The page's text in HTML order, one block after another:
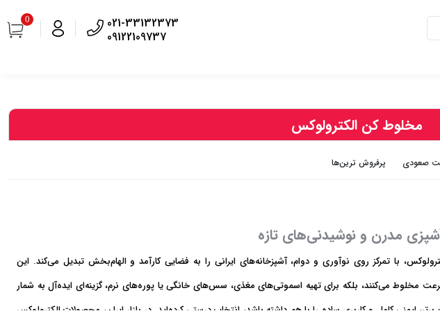
021-33132373
09122109737
0
مخلوط کن الکترولوکس
صعودی پرفروش ترین‌ها
مدرن و نوشیدنی‌های تازه
با تمرکز روی نوآوری و دوام، آشپزخانه‌های ایرانی را به فضایی کارآمد و الهام‌بخش تبدیل می‌کند. این
مخلوط می‌کنند، بلکه برای تهیه اسموتی‌های مغذی، سس‌های خانگی یا پوره‌های نرم، گزینه‌ای ایده‌آل به شمار